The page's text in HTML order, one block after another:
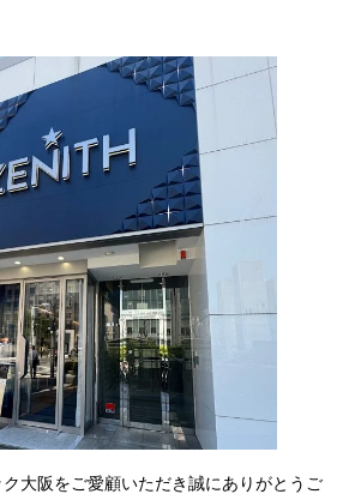
大阪をご愛顧いただき誠にありがとうご